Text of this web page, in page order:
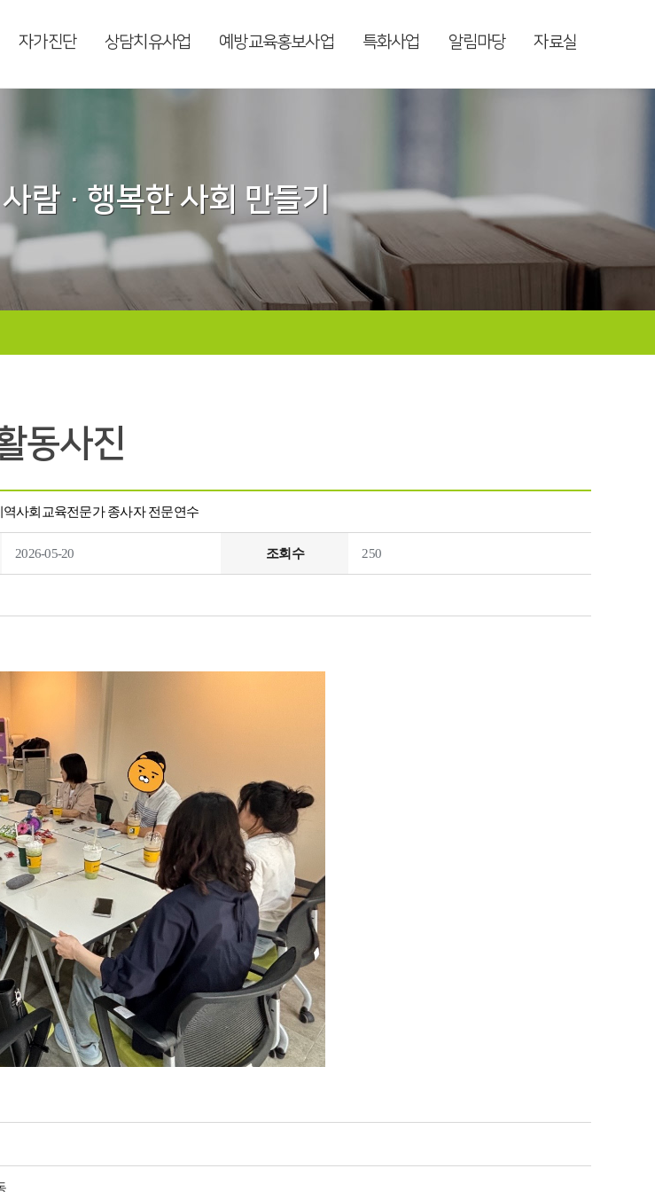
자가진단 상담치유사업 예방교육홍보사업 특화사업 알림마당 자료실
람 · 행복한 사회 만들기
동사진
역사회교육전문가 종사자 전문연수
2026-05-20 조회수 250